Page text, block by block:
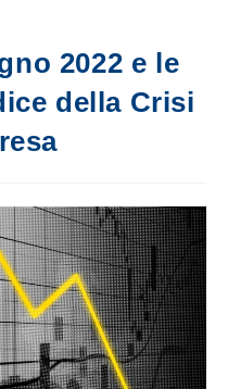
2022 e le
della Crisi